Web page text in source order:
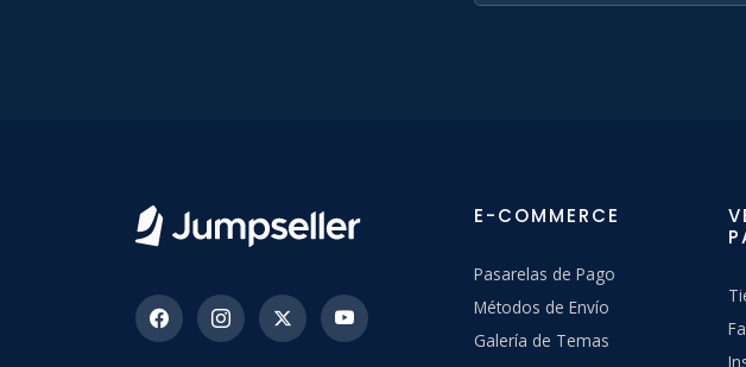
E-COMMERCE
Pasarelas de Pago
Métodos de Envío
Galería de Temas